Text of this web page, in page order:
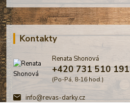
Kontakty
Renata Shonová
+420 731 510 191
(Po-Pá, 8-16 hod.)
info@revas-darky.cz